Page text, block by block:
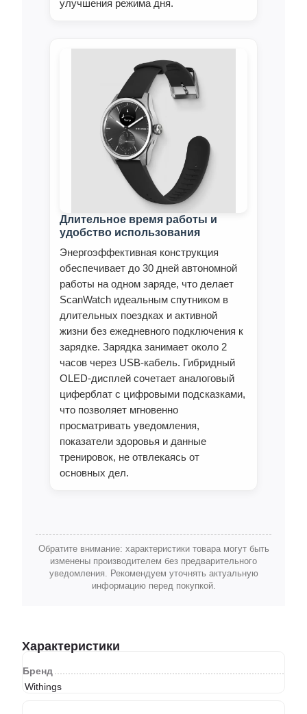
улучшения режима дня.
Длительное время работы и
удобство использования
Энергоэффективная конструкция
обеспечивает до 30 дней автономной
работы на одном заряде, что делает
ScanWatch идеальным спутником в
длительных поездках и активной
жизни без ежедневного подключения к
зарядке. Зарядка занимает около 2
часов через USB‑кабель. Гибридный
OLED‑дисплей сочетает аналоговый
циферблат с цифровыми подсказками,
что позволяет мгновенно
просматривать уведомления,
показатели здоровья и данные
тренировок, не отвлекаясь от
основных дел.
Обратите внимание: характеристики товара могут быть
изменены производителем без предварительного
уведомления. Рекомендуем уточнять актуальную
информацию перед покупкой.
Характеристики
Бренд
Withings